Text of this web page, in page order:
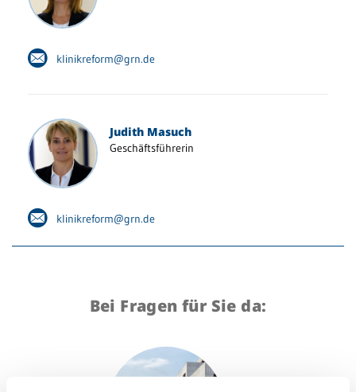
klinikreform@grn.de
Judith Masuch
Geschäftsführerin
klinikreform@grn.de
Bei Fragen für Sie da: